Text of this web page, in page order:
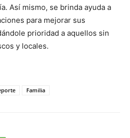
Así mismo, se brinda ayuda a
para mejorar sus
prioridad a aquellos sin
y locales.
Familia